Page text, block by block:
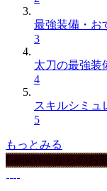
最強装備・お
3
太刀の最強装
4
スキルシミュ
5
もっとみる
GameWithからのお